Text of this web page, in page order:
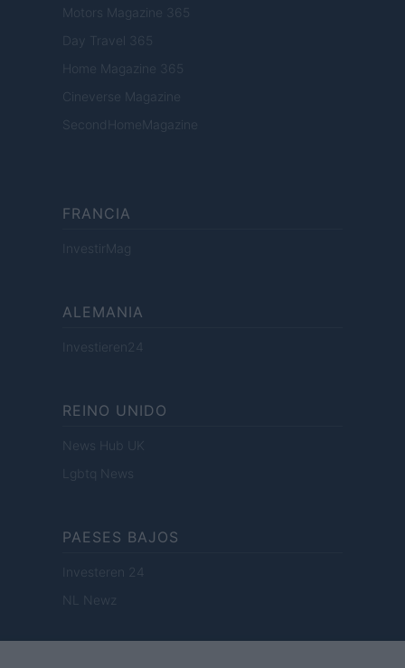
Motors Magazine 365
Day Travel 365
Home Magazine 365
Cineverse Magazine
SecondHomeMagazine
FRANCIA
InvestirMag
ALEMANIA
Investieren24
REINO UNIDO
News Hub UK
Lgbtq News
PAESES BAJOS
Investeren 24
NL Newz